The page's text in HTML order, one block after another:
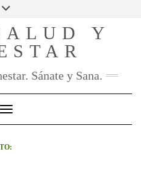
PINTEREST
YOU
TUBE
Y
Sánate y Sana.
Toggle Navigation